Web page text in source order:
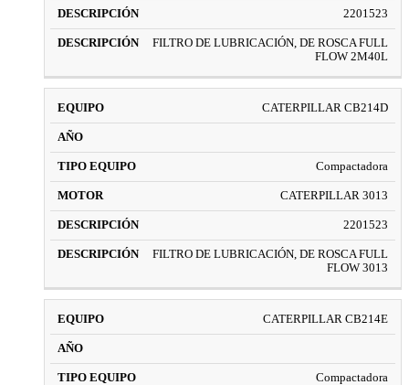
2201523
FILTRO DE LUBRICACIÓN, DE ROSCA FULL
FLOW 2M40L
CATERPILLAR CB214D
Compactadora
CATERPILLAR 3013
2201523
FILTRO DE LUBRICACIÓN, DE ROSCA FULL
FLOW 3013
CATERPILLAR CB214E
Compactadora